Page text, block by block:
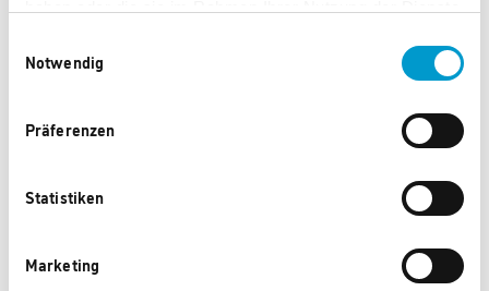
Notwendig
Präferenzen
Statistiken
Marketing
AdHoc Elektrische
AdHoc French Press
Kaffeebereiter Impact
2.580 Punkte